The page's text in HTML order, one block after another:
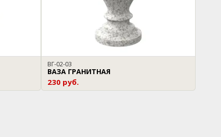
ВГ-02-03
ВАЗА ГРАНИТНАЯ
230 руб.